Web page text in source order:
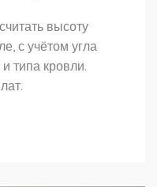
высоту
с учётом угла
типа кровли.